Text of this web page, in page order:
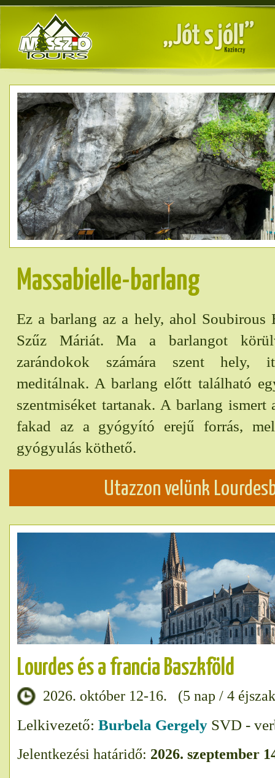
Massabielle-barlang
Ez a barlang az a hely, ahol Soubirous
Szűz Máriát. Ma a barlangot
zarándokok számára szent hely,
meditálnak. A barlang előtt található
szentmiséket tartanak. A barlang
fakad az a gyógyító erejű forrás,
gyógyulás köthető.
Utazzon velünk
Lourdes és a francia Baszkföld
2026. október 12-16. (5 nap / 4
Lelkivezető: Burbela Gergely SVD -
Jelentkezési határidő: 2026. szeptember